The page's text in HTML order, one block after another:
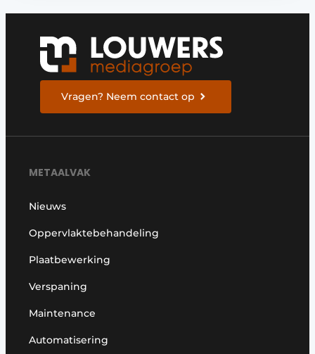
Vragen? Neem contact op
METAALVAK
Nieuws
Oppervlaktebehandeling
Plaatbewerking
Verspaning
Maintenance
Automatisering